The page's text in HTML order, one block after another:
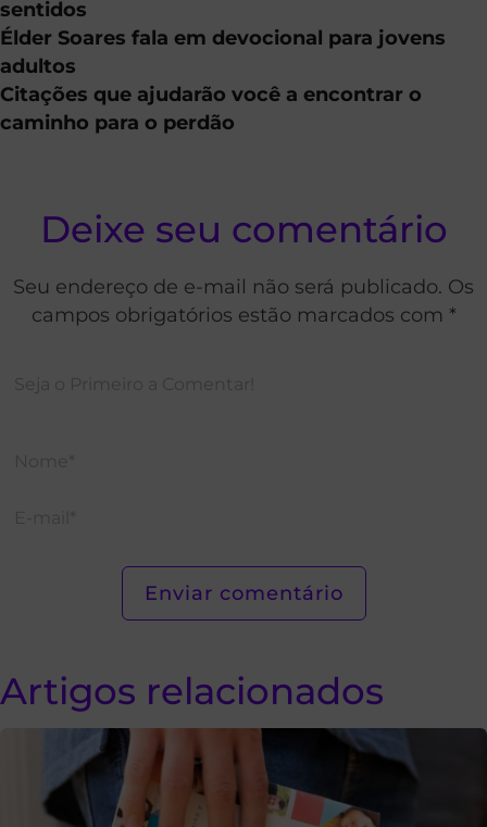
sentidos
Élder Soares fala em devocional para jovens
adultos
Citações que ajudarão você a encontrar o
caminho para o perdão
Deixe seu comentário
Seu endereço de e-mail não será publicado. Os
campos obrigatórios estão marcados com *
Artigos relacionados